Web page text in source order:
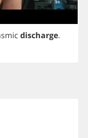
discharge.